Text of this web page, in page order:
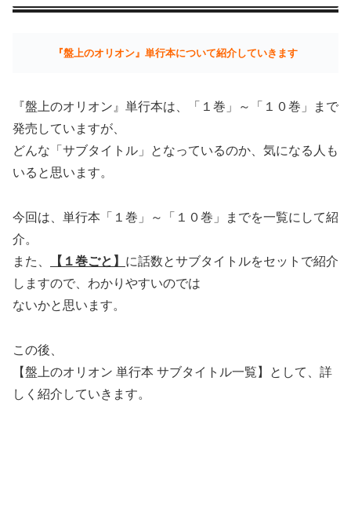
『盤上のオリオン』単行本について紹介していきます
『盤上のオリオン』単行本は、「１巻」～「１０巻」まで
発売していますが、
どんな「サブタイトル」となっているのか、気になる人も
いると思います。
今回は、単行本「１巻」～「１０巻」までを一覧にして紹
介。
また、
【１巻ごと】 に話数とサブタイトルをセットで紹介
しますので、わかりやすいのでは
ないかと思います。
この後、
【盤上のオリオン 単行本 サブタイトル一覧】として、詳
しく紹介していきます。